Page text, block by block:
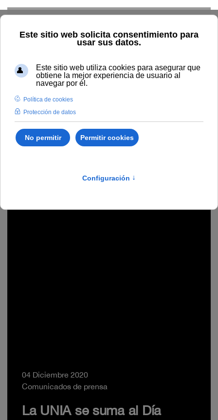
04 Diciembre 2020
Comunicados de prensa
La UNIA se suma al Día